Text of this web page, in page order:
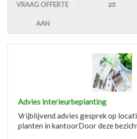
VRAAG OFFERTE
AAN
Advies interieurbeplanting
Vrijblijvend advies gesprek op
planten in kantoorDoor deze